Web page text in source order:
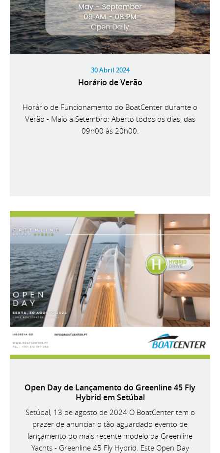
30 Abril 2024
Horário de Verão
Horário de Funcionamento do BoatCenter durante o
Verão - Maio a Setembro: Aberto todos os dias, das
09h00 às 20h00.
Open Day de Lançamento do Greenline 45 Fly
Hybrid em Setúbal
Setúbal, 13 de agosto de 2024 O BoatCenter tem o
prazer de anunciar o tão aguardado evento de
lançamento do mais recente modelo da Greenline
Yachts - Greenline 45 Fly Hybrid. Este Open Day